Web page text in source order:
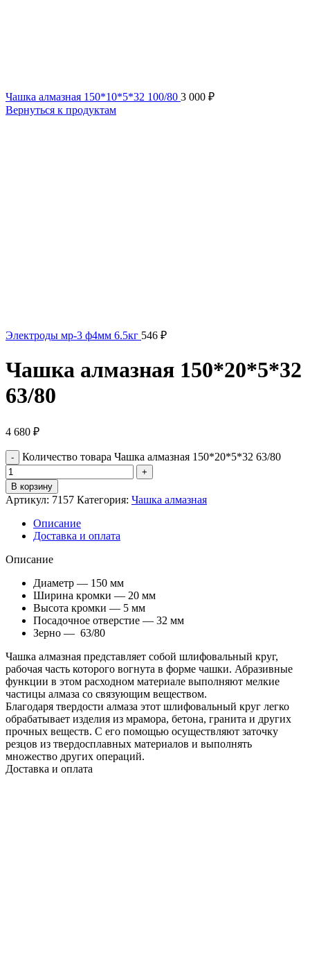
Чашка алмазная 150*10*5*32 100/80 3 000 ₽
Вернуться к продуктам
Электроды мр-3 ф4мм 6.5кг 546 ₽
Чашка алмазная 150*20*5*32
63/80
4 680 ₽
Количество товара Чашка алмазная 150*20*5*32 63/80
В корзину
Артикул: 7157 Категория: Чашка алмазная
Описание
Доставка и оплата
Описание
Диаметр — 150 мм
Ширина кромки — 20 мм
Высота кромки — 5 мм
Посадочное отверстие — 32 мм
Зерно — 63/80
Чашка алмазная представляет собой шлифовальный круг,
рабочая часть которого вогнута в форме чашки. Абразивные
функции в этом расходном материале выполняют мелкие
частицы алмаза со связующим веществом.
Благодаря твердости алмаза этот шлифовальный круг легко
обрабатывает изделия из мрамора, бетона, гранита и других
прочных веществ. С его помощью осуществляют заточку
резцов из твердосплавных материалов и выполнять
множество других операций.
Доставка и оплата